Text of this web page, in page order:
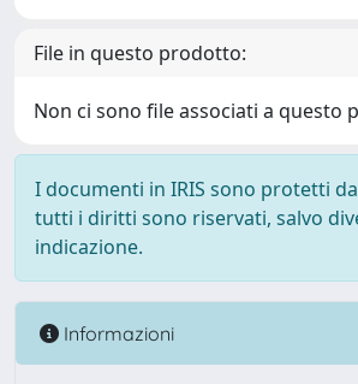
File in questo prodotto:
Non ci sono file associati a questo
I documenti in IRIS sono protetti
tutti i diritti sono riservati, salvo
indicazione.
Informazioni